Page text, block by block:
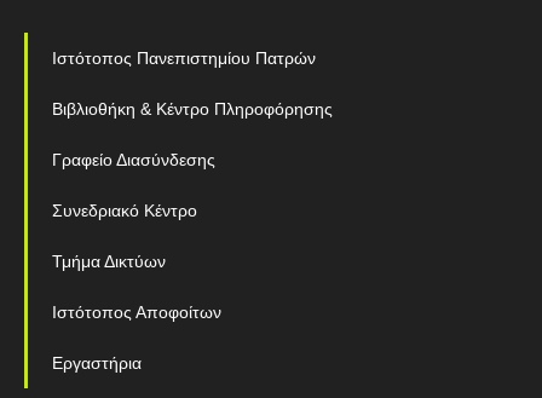
Ιστότοπος Πανεπιστημίου Πατρών
Βιβλιοθήκη & Κέντρο Πληροφόρησης
Γραφείο Διασύνδεσης
Συνεδριακό Κέντρο
Τμήμα Δικτύων
Ιστότοπος Αποφοίτων
Εργαστήρια